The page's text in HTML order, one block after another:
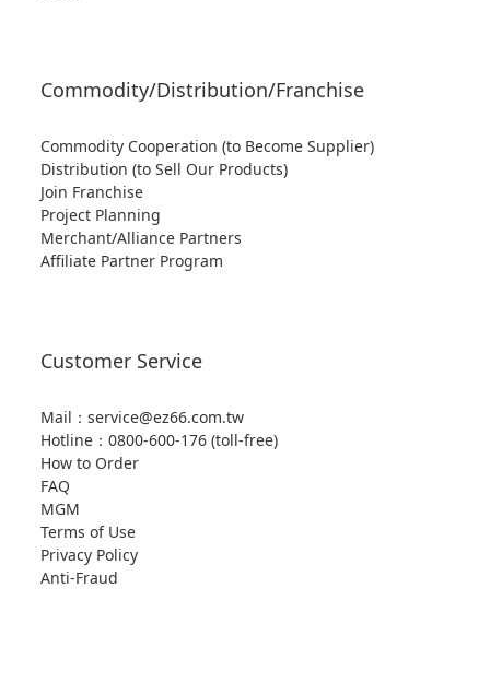
Commodity/Distribution/Franchise
Commodity Cooperation (to Become Supplier)
Distribution (to Sell Our Products)
Join Franchise
Project Planning
Merchant/Alliance Partners
Affiliate Partner Program
Customer Service
Mail：service@ez66.com.tw
Hotline： 0800-600-176 (toll-free)
How to Order
FAQ
MGM
Terms of Use
Privacy Policy
Anti-Fraud